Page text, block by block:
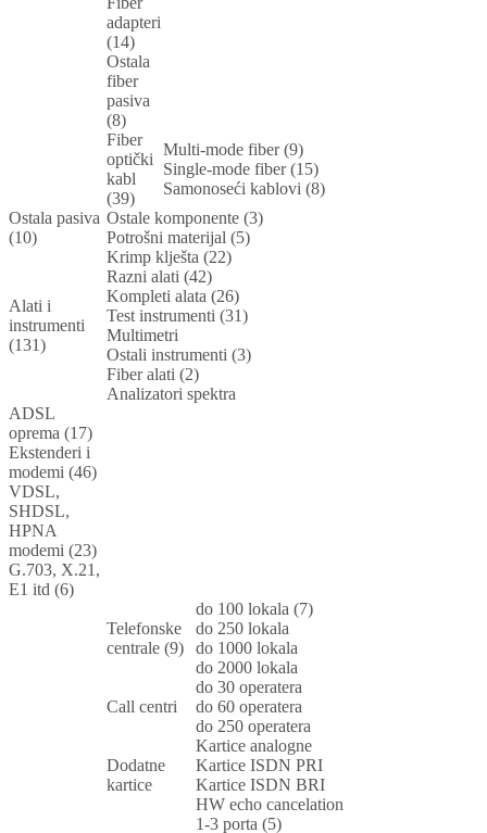
adapteri
(14)
Ostala
fiber
pasiva
(8)
Fiber
optički
kabl
(39)
Multi-mode fiber (9)
Single-mode fiber (15)
Samonoseći kablovi (8)
Ostala pasiva
(10)
Ostale komponente (3)
Potrošni materijal (5)
Alati i
instrumenti
(131)
Krimp klješta (22)
Razni alati (42)
Kompleti alata (26)
Test instrumenti (31)
Multimetri
Ostali instrumenti (3)
Fiber alati (2)
Analizatori spektra
ADSL
oprema (17)
Ekstenderi i
modemi (46)
VDSL,
SHDSL,
HPNA
modemi (23)
G.703, X.21,
E1 itd (6)
Telefonske
centrale (9)
do 100 lokala (7)
do 250 lokala
do 1000 lokala
do 2000 lokala
Call centri
do 30 operatera
do 60 operatera
do 250 operatera
Dodatne
kartice
Kartice analogne
Kartice ISDN PRI
Kartice ISDN BRI
HW echo cancelation
1-3 porta (5)